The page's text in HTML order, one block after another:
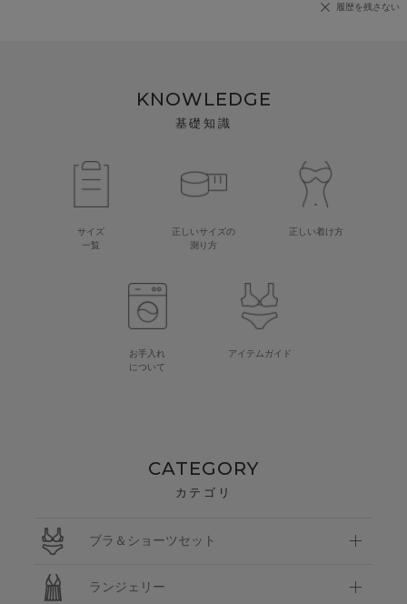
履歴を残さない
KNOWLEDGE
基礎知識
サイズ
一覧
正しいサイズの
測り方
正しい着け方
お手入れ
について
アイテムガイド
CATEGORY
カテゴリ
ブラ＆ショーツセット
ランジェリー